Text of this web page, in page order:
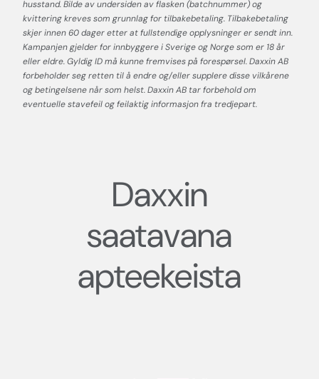
husstand. Bilde av undersiden av flasken (batchnummer) og
kvittering kreves som grunnlag for tilbakebetaling. Tilbakebetaling
skjer innen 60 dager etter at fullstendige opplysninger er sendt inn.
Kampanjen gjelder for innbyggere i Sverige og Norge som er 18 år
eller eldre. Gyldig ID må kunne fremvises på forespørsel. Daxxin AB
forbeholder seg retten til å endre og/eller supplere disse vilkårene
og betingelsene når som helst. Daxxin AB tar forbehold om
eventuelle stavefeil og feilaktig informasjon fra tredjepart.
Daxxin
saatavana
apteekeista